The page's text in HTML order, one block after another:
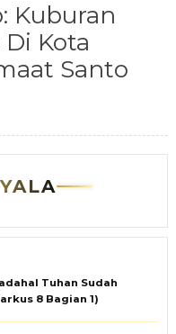
Kuburan
Kota
Santo
Tuhan Sudah
8 Bagian 1)